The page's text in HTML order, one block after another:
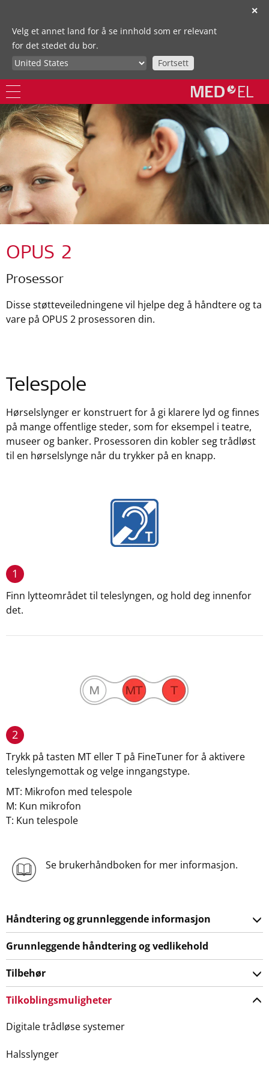
✕
Velg et annet land for å se innhold som er relevant
for det stedet du bor.
Fortsett
OPUS 2
Prosessor
Disse støtteveiledningene vil hjelpe deg å håndtere og ta
vare på OPUS 2 prosessoren din.
Telespole
Hørselslynger er konstruert for å gi klarere lyd og finnes
på mange offentlige steder, som for eksempel i teatre,
museer og banker. Prosessoren din kobler seg trådløst
til en hørselslynge når du trykker på en knapp.
1
Finn lytteområdet til teleslyngen, og hold deg innenfor
det.
2
Trykk på tasten MT eller T på FineTuner for å aktivere
teleslyngemottak og velge inngangstype.
MT: Mikrofon med telespole
M: Kun mikrofon
T: Kun telespole
Se brukerhåndboken for mer informasjon.
Håndtering og grunnleggende informasjon
Grunnleggende håndtering og vedlikehold
Tilbehør
Tilkoblingsmuligheter
Digitale trådløse systemer
Halsslynger